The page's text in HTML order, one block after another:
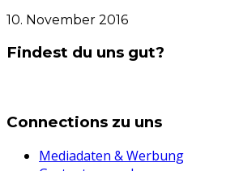
10. November 2016
Findest du uns gut?
Connections zu uns
Mediadaten & Werbung